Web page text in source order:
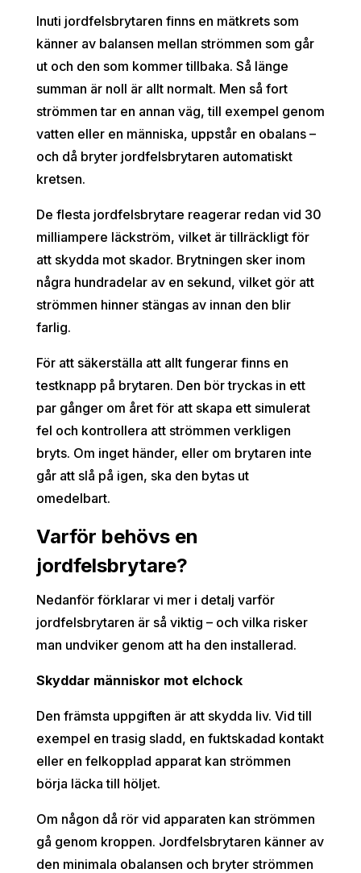
Inuti jordfelsbrytaren finns en mätkrets som
känner av balansen mellan strömmen som går
ut och den som kommer tillbaka. Så länge
summan är noll är allt normalt. Men så fort
strömmen tar en annan väg, till exempel genom
vatten eller en människa, uppstår en obalans –
och då bryter jordfelsbrytaren automatiskt
kretsen.
De flesta jordfelsbrytare reagerar redan vid 30
milliampere läckström, vilket är tillräckligt för
att skydda mot skador. Brytningen sker inom
några hundradelar av en sekund, vilket gör att
strömmen hinner stängas av innan den blir
farlig.
För att säkerställa att allt fungerar finns en
testknapp på brytaren. Den bör tryckas in ett
par gånger om året för att skapa ett simulerat
fel och kontrollera att strömmen verkligen
bryts. Om inget händer, eller om brytaren inte
går att slå på igen, ska den bytas ut
omedelbart.
Varför behövs en
jordfelsbrytare?
Nedanför förklarar vi mer i detalj varför
jordfelsbrytaren är så viktig – och vilka risker
man undviker genom att ha den installerad.
Skyddar människor mot elchock
Den främsta uppgiften är att skydda liv. Vid till
exempel en trasig sladd, en fuktskadad kontakt
eller en felkopplad apparat kan strömmen
börja läcka till höljet.
Om någon då rör vid apparaten kan strömmen
gå genom kroppen. Jordfelsbrytaren känner av
den minimala obalansen och bryter strömmen